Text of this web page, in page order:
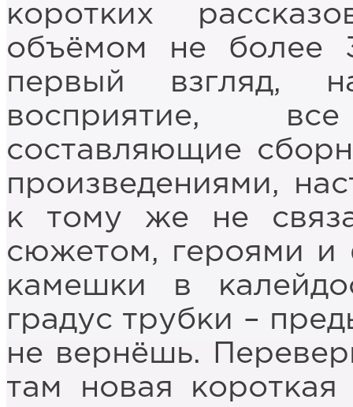
коротких
объёмом не более
первый взгляд,
восприятие,
составляющие
произведениями,
к тому же не
сюжетом, героями и
камешки в
градус трубки –
не вернёшь.
там новая